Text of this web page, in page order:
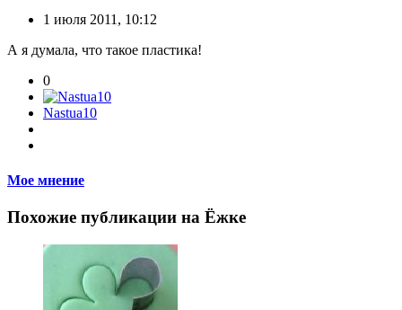
1 июля 2011, 10:12
А я думала, что такое пластика!
0
Nastua10
Мое мнение
Похожие публикации на Ёжке